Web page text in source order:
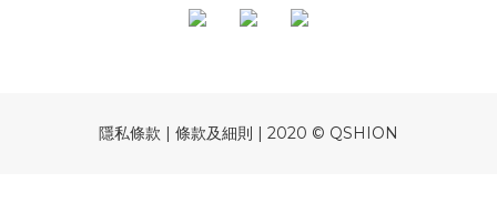
隱私條款 | 條款及細則 | 2020 © QSHION